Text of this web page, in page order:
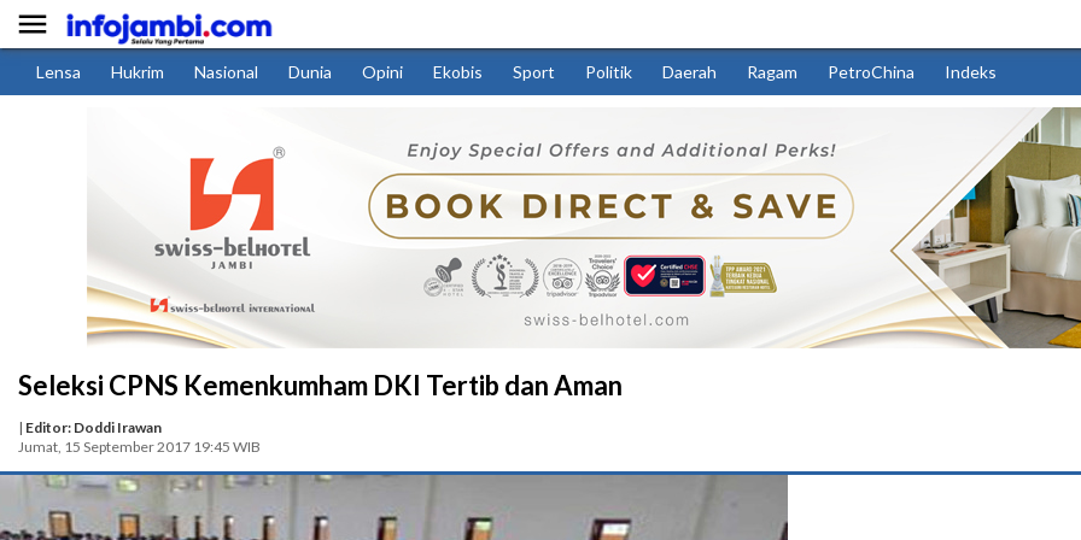

Lensa Hukrim Nasional Dunia Opini Ekobis Sport Politik Daerah Ragam PetroChina Indeks
Seleksi CPNS Kemenkumham DKI Tertib dan Aman
| Editor: Doddi Irawan
Jumat, 15 September 2017 19:45 WIB